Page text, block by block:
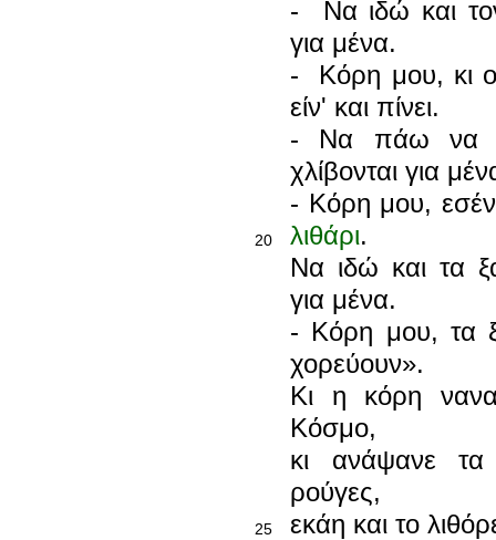
20
- Να ιδώ και
για μένα.
- Κόρη μου, κι
είν' και πίνει.
- Να πάω να
χλίβονται για
- Κόρη μου,
λιθάρι.
25
Να ιδώ και τα
για μένα.
- Κόρη μου, τα
χορεύουν».
Κι η κόρη
Κόσμο,
κι ανάψανε τα
ρούγες,
εκάη και το